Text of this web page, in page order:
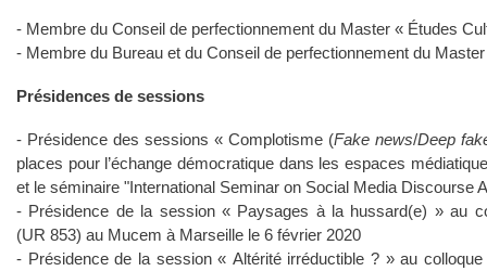
- Membre du Conseil de perfectionnement du Master « Études
- Membre du Bureau et du Conseil de perfectionnement du
Présidences de sessions
- Présidence des sessions « Complotisme (Fake news/Deep
places pour l’échange démocratique dans les espaces
et le séminaire "International Seminar on Social Media Discourse
- Présidence de la session « Paysages à la hussard(e) » au
(UR 853) au Mucem à Marseille le 6 février 2020
- Présidence de la session « Altérité irréductible ? » au